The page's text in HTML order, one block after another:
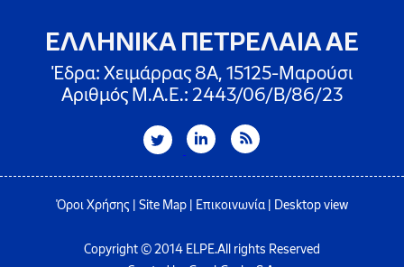
ΕΛΛΗΝΙΚΑ ΠΕΤΡΕΛΑΙΑ ΑΕ
Έδρα: Χειμάρρας 8A, 15125-Μαρούσι
Αριθμός Μ.Α.Ε.: 2443/06/Β/86/23
Όροι Χρήσης Site Map Επικοινωνία| Desktop view
Copyright © 2014 ELPE.All rights Reserved